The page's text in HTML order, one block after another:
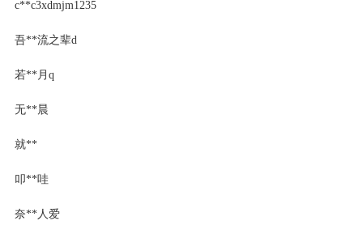
c**c3xdmjm1235
吾**流之辈d
若**月q
无**晨
就**
叩**哇
奈**人爱